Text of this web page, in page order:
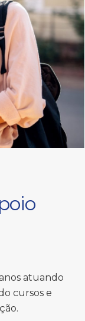
atuando
cursos e